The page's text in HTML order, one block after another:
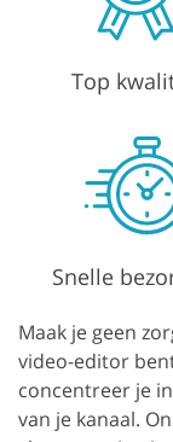
Top
Snelle
Maak je geen
video-editor
concentreer je
van je kanaal.